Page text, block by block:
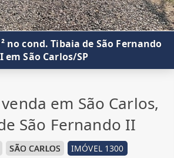
no cond. Tibaia de São Fernando
em São Carlos/SP
em São Carlos,
São Fernando II
SÃO CARLOS IMÓVEL 1300